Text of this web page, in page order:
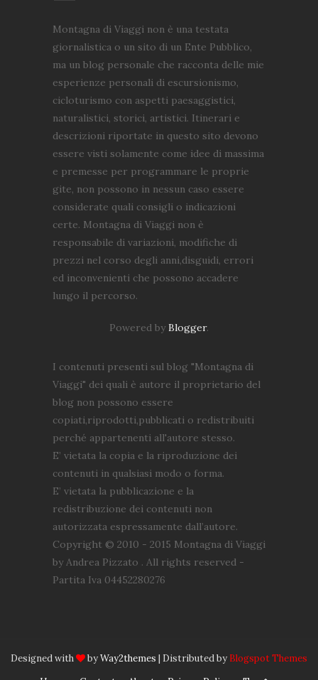
Montagna di Viaggi non è una testata
giornalistica o un sito di un Ente Pubblico,
ma un blog personale che racconta delle mie
esperienze personali di escursionismo,
cicloturismo con aspetti paesaggistici,
naturalistici, storici, artistici. Itinerari e
descrizioni riportate in questo sito devono
essere visti solamente come idee di massima
e premesse per programmare le proprie
gite, non possono in nessun caso essere
considerate quali consigli o indicazioni
certe. Montagna di Viaggi non è
responsabile di variazioni, modifiche di
prezzi nel corso degli anni,disguidi, errori
ed inconvenienti che possono accadere
lungo il percorso.
Powered byBlogger.
I contenuti presenti sul blog "Montagna di
Viaggi" dei quali è autore il proprietario del
blog non possono essere
copiati,riprodotti,pubblicati o redistribuiti
perché appartenenti all'autore stesso.
E’ vietata la copia e la riproduzione dei
contenuti in qualsiasi modo o forma.
E’ vietata la pubblicazione e la
redistribuzione dei contenuti non
autorizzata espressamente dall’autore.
Copyright © 2010 - 2015 Montagna di Viaggi
by Andrea Pizzato . All rights reserved -
Partita Iva 04452280276
Designed with byWay2themes | Distributed by Blogspot Themes